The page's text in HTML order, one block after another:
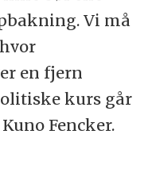
Vi må
en fjern
kurs går
Fencker.